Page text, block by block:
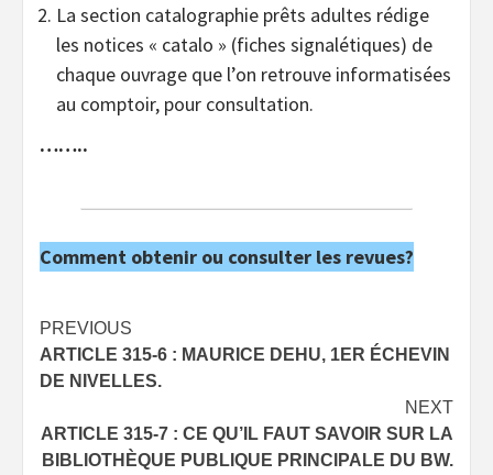
La section catalographie prêts adultes rédige
les notices « catalo » (fiches signalétiques) de
chaque ouvrage que l’on retrouve informatisées
au comptoir, pour consultation.
……..
Comment obtenir ou consulter les revues?
Post
navigation
PREVIOUS
ARTICLE 315-6 : MAURICE DEHU, 1ER ÉCHEVIN
DE NIVELLES.
NEXT
ARTICLE 315-7 : CE QU’IL FAUT SAVOIR SUR LA
BIBLIOTHÈQUE PUBLIQUE PRINCIPALE DU BW.